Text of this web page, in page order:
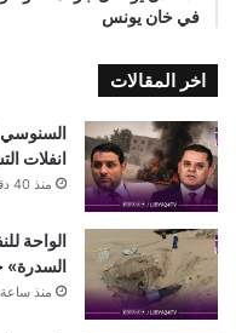
في خان يونس
اخر المقالات
السنوسي
انفلات
منذ 40 دقيقة
الواحة
السدرة» خلال
منذ